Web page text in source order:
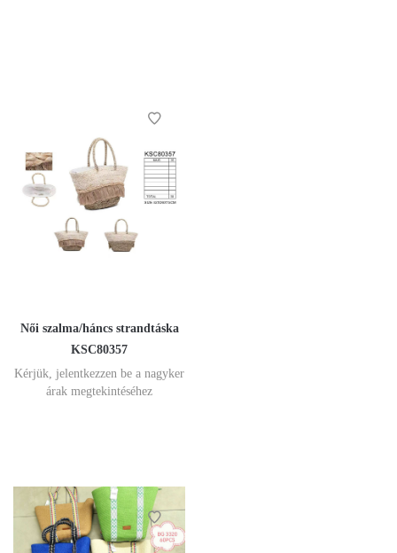
Női szalma/háncs strandtáska
KSC80357
Kérjük, jelentkezzen be a nagyker
árak megtekintéséhez